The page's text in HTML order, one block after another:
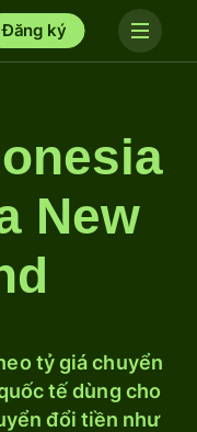
Đăng ký
New
tỷ giá chuyển
tế dùng cho
đổi tiền như